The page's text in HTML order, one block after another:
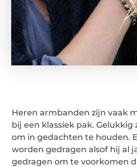
Heren armbanden zijn vaak
bij een klassiek pak. Gelukkig
om in gedachten te houden.
worden gedragen alsof hij al
gedragen om te voorkomen